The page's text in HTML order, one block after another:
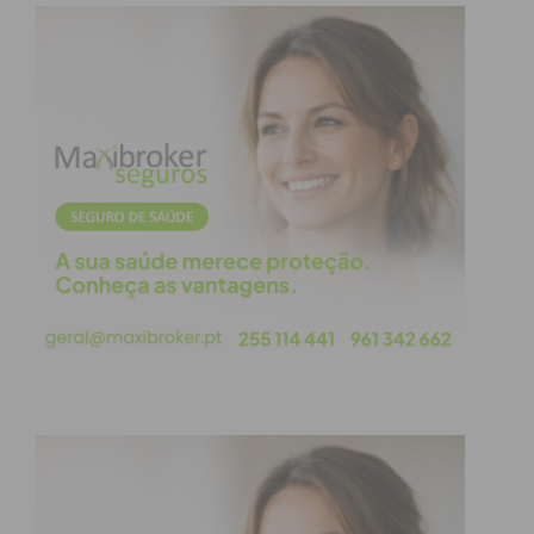
natureza criminal aumentaram 93.3%. Fora do
ambiente escolar, a delinquência juvenil aumentou
5.6% e a criminalidade grupal 18%. Estamos
efetivamente a criar uma sociedade mais evoluída
não só cientifica e tecnologicamente, mas também
mais ética e feliz?
No que toca aos docentes, segundo a investigadora
Raquel Varela da Universidade Nova, em 2018, “a
elevadíssimos” entre a classe, atingindo mais de
manifestações da classe em causa para constatar
que as “coisas” não andam bem!